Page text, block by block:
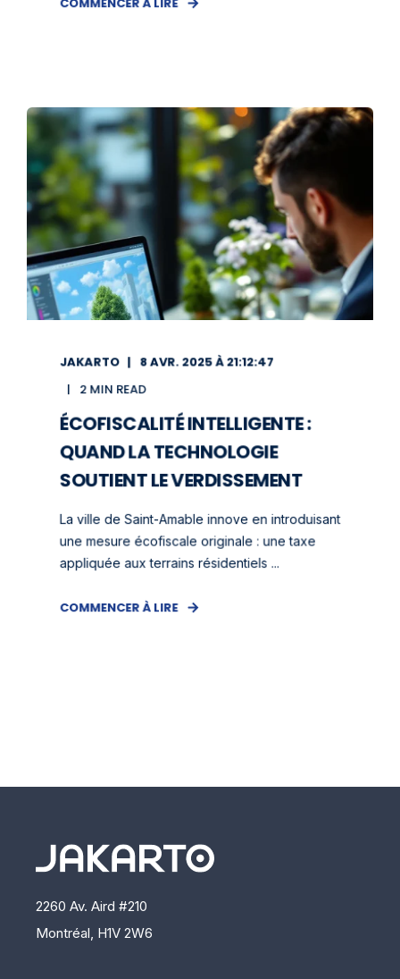
JAKARTO
8 AVR. 2025 À 21:12:47
2 MIN READ
ÉCOFISCALITÉ INTELLIGENTE :
QUAND LA TECHNOLOGIE
SOUTIENT LE VERDISSEMENT
La ville de Saint-Amable innove en introduisant
une mesure écofiscale originale : une taxe
appliquée aux terrains résidentiels ...
COMMENCER À LIRE
2260 Av. Aird #210
Montréal, H1V 2W6